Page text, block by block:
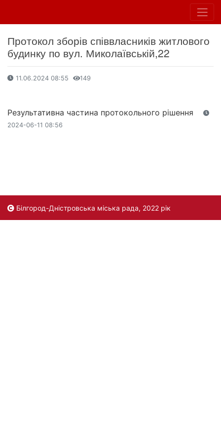
Протокол зборів співвласників житлового
будинку по вул. Миколаївській,22
11.06.2024 08:55 149
Результативна частина протокольного рішення
2024-06-11 08:56
Білгород-Дністровська міська рада, 2022 рік